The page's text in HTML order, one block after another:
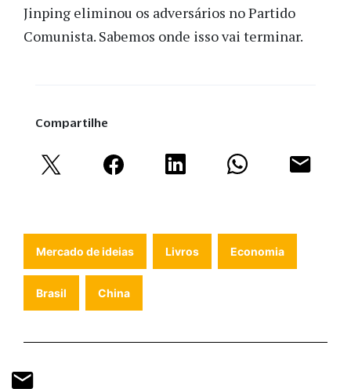
Jinping eliminou os adversários no Partido
Comunista. Sabemos onde isso vai terminar.
Compartilhe
Mercado de ideias Livros Economia
Brasil China